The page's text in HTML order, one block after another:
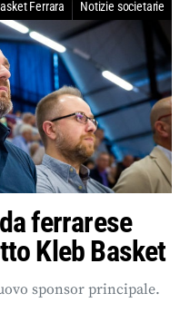
Ferrara Notizie societarie
ferrarese
Kleb Basket
sponsor principale.